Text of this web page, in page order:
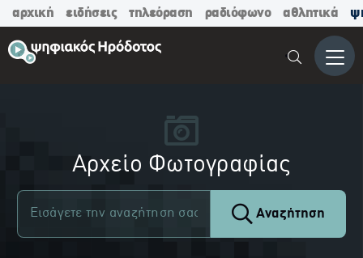
αρχική ειδήσεις τηλεόραση ραδιόφωνο αθλητικά
Μενού
Αρχείο Φωτογραφίας
Αναζήτηση